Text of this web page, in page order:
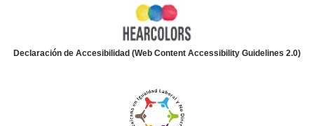
Declaración de Accesibilidad (Web Content Accessibility Guidelines 2.0)